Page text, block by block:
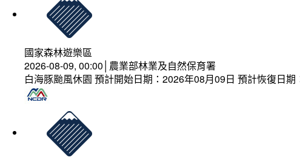
國家森林遊樂區
2026-08-09, 00:00│農業部林業及自然保育署
白海豚颱風休園 預計開始日期：2026年08月09日 預計恢復日期